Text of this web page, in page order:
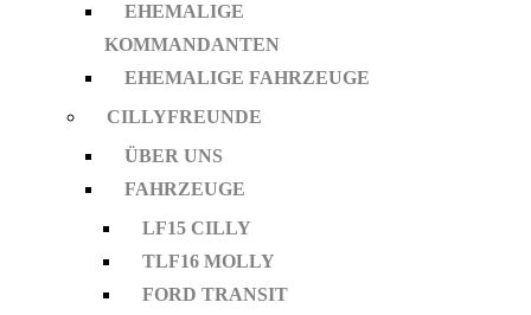
EHEMALIGE
KOMMANDANTEN
EHEMALIGE FAHRZEUGE
CILLYFREUNDE
ÜBER UNS
FAHRZEUGE
LF15 CILLY
TLF16 MOLLY
FORD TRANSIT
ehemalige Kommandanten
ehemalige Fahrzeuge
Cillyfreunde
Über Uns
Fahrzeuge
LF15 Cilly